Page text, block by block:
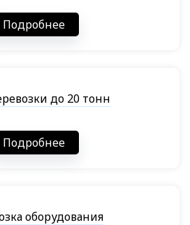
Подробнее
до 20 тонн
Подробнее
оборудования